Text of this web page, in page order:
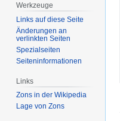
Werkzeuge
Links auf diese Seite
Änderungen an
verlinkten Seiten
Spezialseiten
Seiten­­informationen
Links
Zons in der Wikipedia
Lage von Zons